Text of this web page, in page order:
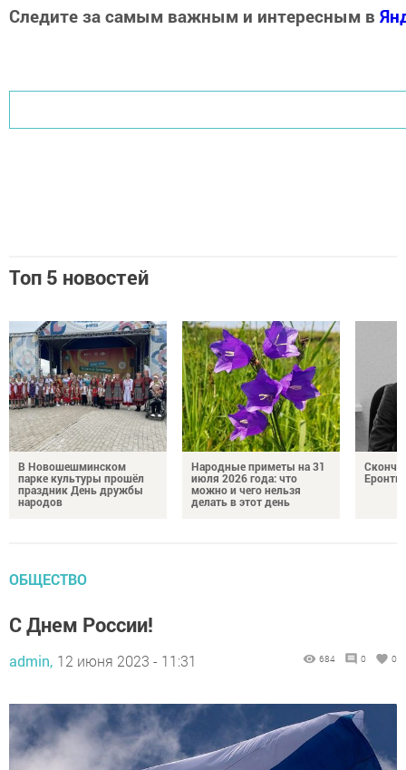
Следите за самым важным и интересным в
Топ 5 новостей
В Новошешминском
парке культуры прошёл
праздник День дружбы
народов
Народные приметы на 31
июля 2026 года: что
можно и чего нельзя
делать в этот день
ОБЩЕСТВО
С Днем России!
admin, 12 июня 2023 - 11:31 684 0 0